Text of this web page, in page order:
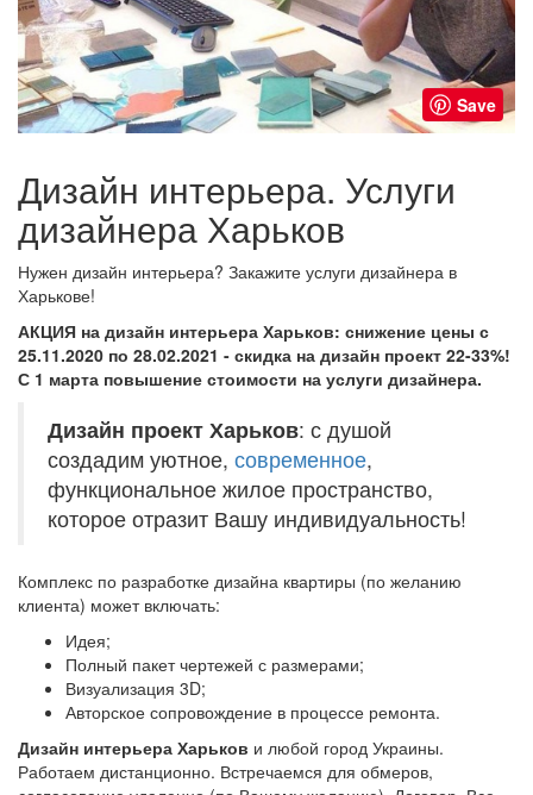
Save
Дизайн интерьера. Услуги
дизайнера Харьков
Нужен дизайн интерьера? Закажите услуги дизайнера в
Харькове!
АКЦИЯ на дизайн интерьера Харьков: снижение цены с
25.11.2020 по 28.02.2021 - скидка на дизайн проект 22-33%!
С 1 марта повышение стоимости на услуги дизайнера.
Дизайн проект Харьков: с душой
создадим уютное, современное,
функциональное жилое пространство,
которое отразит Вашу индивидуальность!
Комплекс по разработке дизайна квартиры (по желанию
клиента) может включать:
Идея;
Полный пакет чертежей с размерами;
Визуализация 3D;
Авторское сопровождение в процессе ремонта.
Дизайн интерьера Харьков и любой город Украины.
Работаем дистанционно. Встречаемся для обмеров,